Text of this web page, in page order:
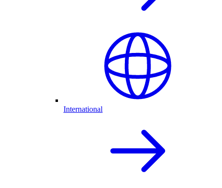
International